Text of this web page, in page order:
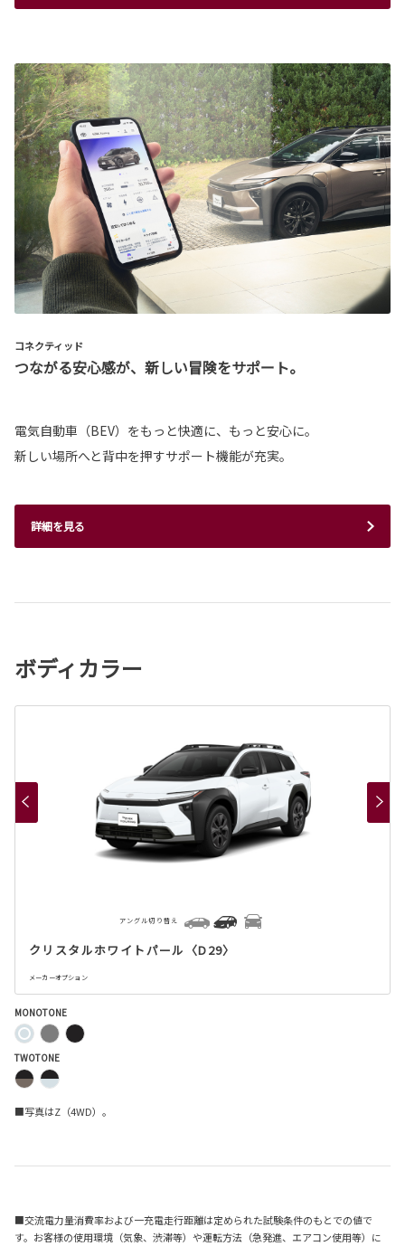
コネクティッド
つながる安心感が、新しい冒険をサポート。
電気自動車（BEV）をもっと快適に、もっと安心に。
新しい場所へと背中を押すサポート機能が充実。
詳細を見る
ボディカラー
クリスタルホワイトパール〈D29〉
メーカーオプション
アングル切り替え
MONOTONE
TWOTONE
■写真はZ（4WD）。
■交流電力量消費率および一充電走行距離は定められた試験条件のもとでの値で
す。お客様の使用環境（気象、渋滞等）や運転方法（急発進、エアコン使用等）に